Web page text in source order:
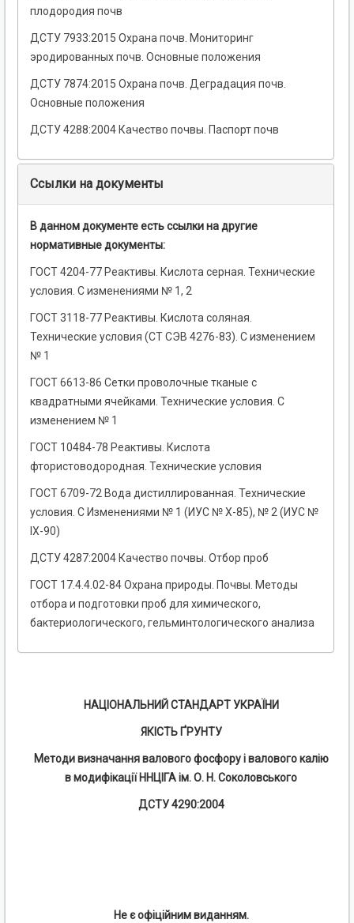
плодородия почв
ДСТУ 7933:2015 Охрана почв. Мониторинг
эродированных почв. Основные положения
ДСТУ 7874:2015 Охрана почв. Деградация почв.
Основные положения
ДСТУ 4288:2004 Качество почвы. Паспорт почв
Ссылки на документы
В данном документе есть ссылки на другие
нормативные документы:
ГОСТ 4204-77 Реактивы. Кислота серная. Технические
условия. С изменениями № 1, 2
ГОСТ 3118-77 Реактивы. Кислота соляная.
Технические условия (СТ СЭВ 4276-83). С изменением
№ 1
ГОСТ 6613-86 Сетки проволочные тканые с
квадратными ячейками. Технические условия. С
изменением № 1
ГОСТ 10484-78 Реактивы. Кислота
фтористоводородная. Технические условия
ГОСТ 6709-72 Вода дистиллированная. Технические
условия. С Изменениями № 1 (ИУС № Х-85), № 2 (ИУС №
IХ-90)
ДСТУ 4287:2004 Качество почвы. Отбор проб
ГОСТ 17.4.4.02-84 Охрана природы. Почвы. Методы
отбора и подготовки проб для химического,
бактериологического, гельминтологического анализа
НАЦІОНАЛЬНИЙ СТАНДАРТ УКРАЇНИ
ЯКІСТЬ ҐРУНТУ
Методи визначання валового фосфору і валового калію
в модифікації ННЦІГА ім. О. Н. Соколовського
ДСТУ 4290:2004
Не є офіційним виданням.